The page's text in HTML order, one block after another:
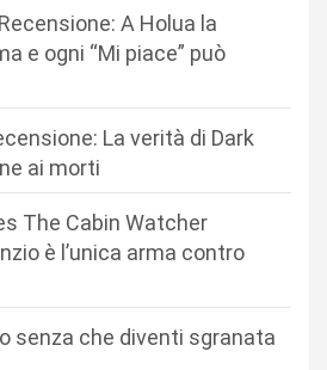
A Holua la
e ogni “Mi piace” può
La verità di Dark
ai morti
The Cabin Watcher
è l’unica arma contro
senza che diventi sgranata